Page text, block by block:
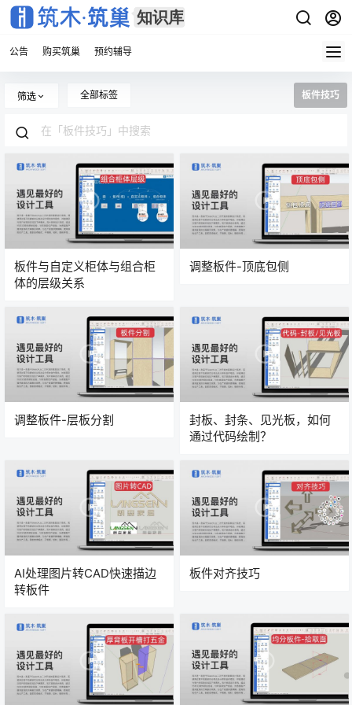
公告 购买筑巢 预约辅导
筛选 全部标签 板件技巧
板件与自定义柜体与组合柜
体的层级关系
调整板件-顶底包侧
调整板件-层板分割
封板、封条、见光板，如何
通过代码绘制？
AI处理图片转CAD快速描边
转板件
板件对齐技巧